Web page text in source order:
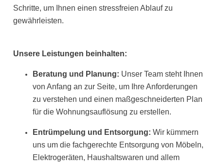
Schritte, um Ihnen einen stressfreien Ablauf zu
gewährleisten.
Unsere Leistungen beinhalten:
Beratung und Planung: Unser Team steht Ihnen
von Anfang an zur Seite, um Ihre Anforderungen
zu verstehen und einen maßgeschneiderten Plan
für die Wohnungsauflösung zu erstellen.
Entrümpelung und Entsorgung: Wir kümmern
uns um die fachgerechte Entsorgung von Möbeln,
Elektrogeräten, Haushaltswaren und allem